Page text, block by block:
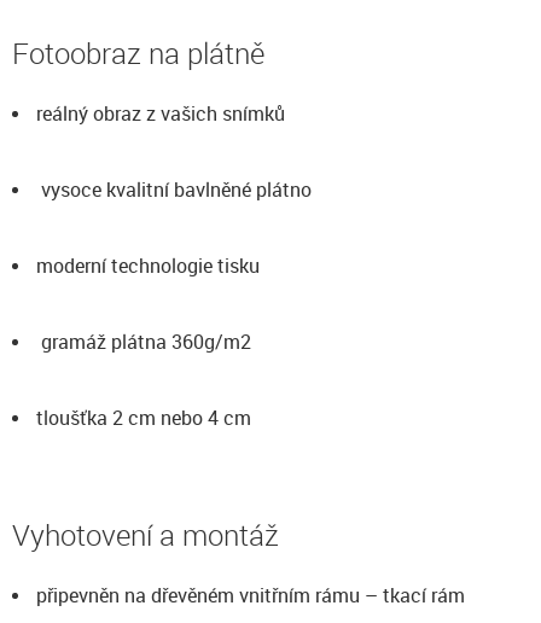
Fotoobraz na plátně
reálný obraz z vašich snímků
vysoce kvalitní bavlněné plátno
moderní technologie tisku
gramáž plátna 360g/m2
tloušťka 2 cm nebo 4 cm
Vyhotovení a montáž
připevněn na dřevěném vnitřním rámu – tkací rám